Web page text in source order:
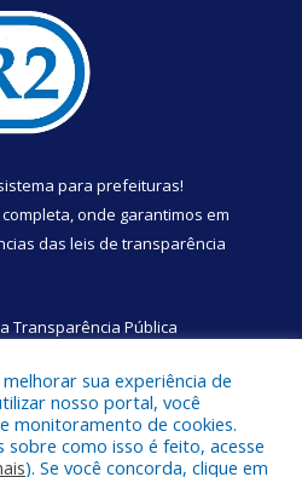
para prefeituras!
completa, onde garantimos em
das leis de transparência
Transparência Pública
a Câmara Municipal de São
sua experiência de
nosso portal, você
monitoramento de cookies.
sobre como isso é feito, acesse
). Se você concorda, clique em